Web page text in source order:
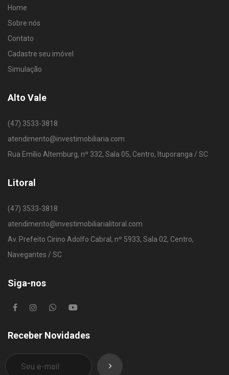
Home
Sobre nós
Contato
Cadastre seu imóvel
Simulação
Alto Vale
(47) 3533-3818
atendimento@investimobiliaria.com
Rua Emílio Altemburg, nº 332, Sala 05, Centro, Ituporanga / SC
Litoral
(47) 3533-3818
atendimento@investimobiliarialitoral.com
Av. Prefeito Cirino Adolfo Cabral, nº 5933, Sala 02, Centro,
Navegantes / SC
Siga-nos
Receber Novidades